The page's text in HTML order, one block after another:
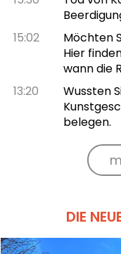
15:02
Möchten
Hier
wann die
13:20
Wussten
belegen.
DIE